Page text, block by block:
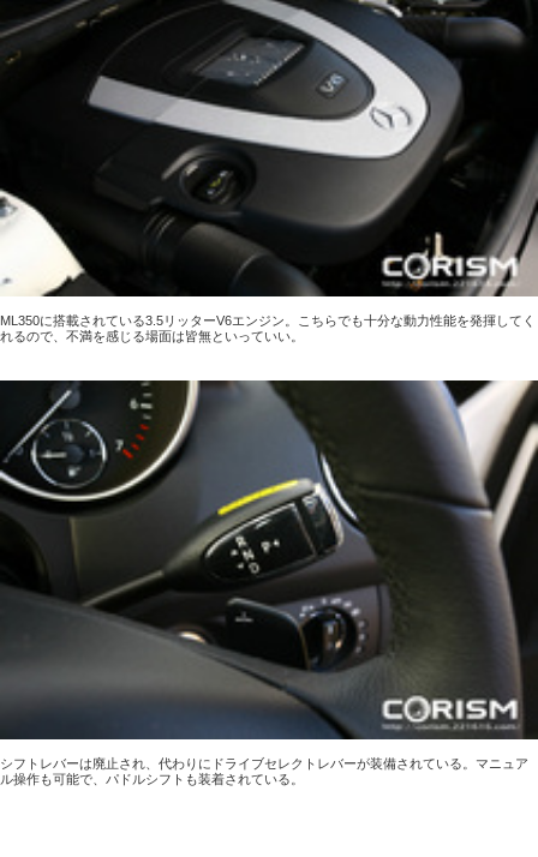
ML350に搭載されている3.5リッターV6エンジン。こちらでも十分な動力性能を発揮してく
れるので、不満を感じる場面は皆無といっていい。
シフトレバーは廃止され、代わりにドライブセレクトレバーが装備されている。マニュア
ル操作も可能で、パドルシフトも装着されている。